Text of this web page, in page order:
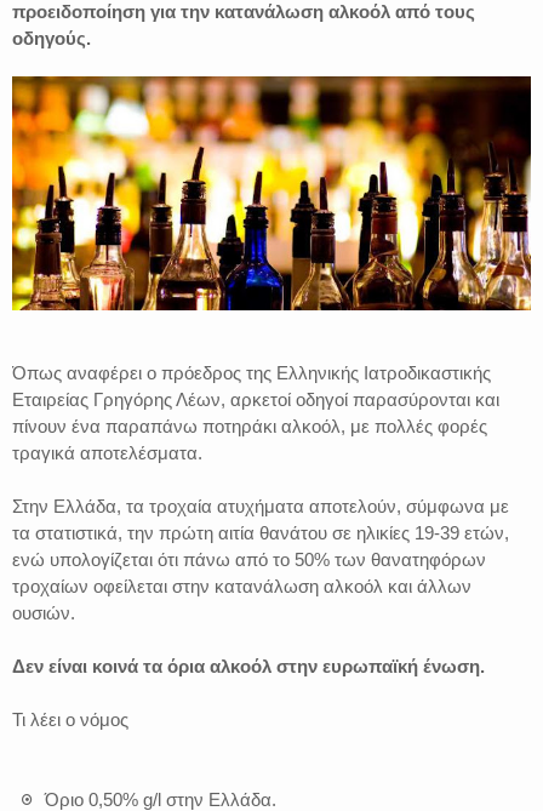
προειδοποίηση για την κατανάλωση αλκοόλ από τους
οδηγούς.
Όπως αναφέρει ο πρόεδρος της Ελληνικής Ιατροδικαστικής
Εταιρείας Γρηγόρης Λέων, αρκετοί οδηγοί παρασύρονται και
πίνουν ένα παραπάνω ποτηράκι αλκοόλ, με πολλές φορές
τραγικά αποτελέσματα.
Στην Ελλάδα, τα τροχαία ατυχήματα αποτελούν, σύμφωνα με
τα στατιστικά, την πρώτη αιτία θανάτου σε ηλικίες 19-39 ετών,
ενώ υπολογίζεται ότι πάνω από το 50% των θανατηφόρων
τροχαίων οφείλεται στην κατανάλωση αλκοόλ και άλλων
ουσιών.
Δεν είναι κοινά τα όρια αλκοόλ στην ευρωπαϊκή ένωση.
Τι λέει ο νόμος
Όριο 0,50% g/l στην Ελλάδα.